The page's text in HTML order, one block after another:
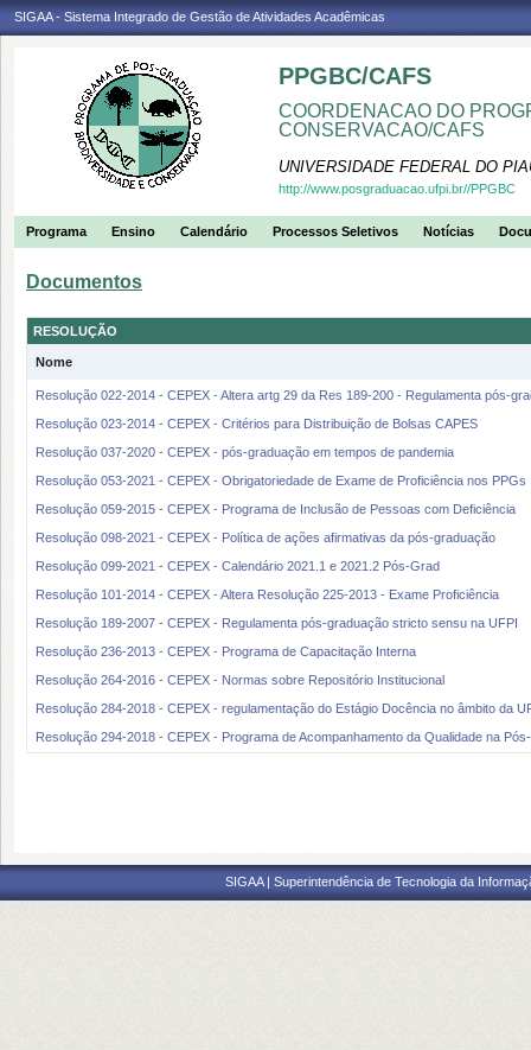
SIGAA - Sistema Integrado de Gestão de Atividades Acadêmicas
PPGBC/CAFS
COORDENACAO DO
CONSERVACAO/CAFS
UNIVERSIDADE FEDERAL DO
http://www.posgraduacao.ufpi.br//PPGBC
Programa Ensino Calendário Processos Seletivos Notícias
Documentos
RESOLUÇÃO
Nome
Resolução 022-2014 - CEPEX - Altera artg 29 da Res 189-200 - Regulamenta pós-
Resolução 023-2014 - CEPEX - Critérios para Distribuição de Bolsas CAPES
Resolução 037-2020 - CEPEX - pós-graduação em tempos de pandemia
Resolução 053-2021 - CEPEX - Obrigatoriedade de Exame de Proficiência nos PPGs
Resolução 059-2015 - CEPEX - Programa de Inclusão de Pessoas com Deficiência
Resolução 098-2021 - CEPEX - Política de ações afirmativas da pós-graduação
Resolução 099-2021 - CEPEX - Calendário 2021.1 e 2021.2 Pós-Grad
Resolução 101-2014 - CEPEX - Altera Resolução 225-2013 - Exame Proficiência
Resolução 189-2007 - CEPEX - Regulamenta pós-graduação stricto sensu na UFPI
Resolução 236-2013 - CEPEX - Programa de Capacitação Interna
Resolução 264-2016 - CEPEX - Normas sobre Repositório Institucional
Resolução 284-2018 - CEPEX - regulamentação do Estágio Docência no âmbito da
Resolução 294-2018 - CEPEX - Programa de Acompanhamento da Qualidade na
SIGAA | Superintendência de Tecnologia da